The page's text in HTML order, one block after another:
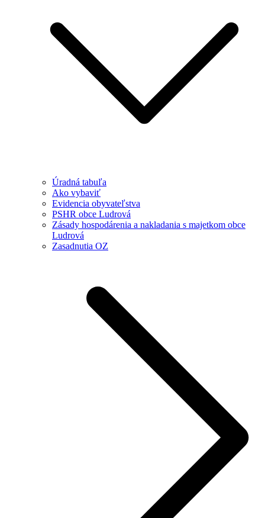
Úradná tabuľa
Ako vybaviť
Evidencia obyvateľstva
PSHR obce Ludrová
Zásady hospodárenia a nakladania s majetkom obce
Ludrová
Zasadnutia OZ